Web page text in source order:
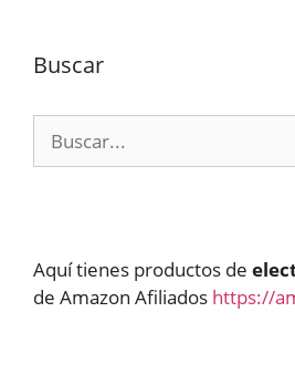
Buscar
Aquí tienes productos de
de Amazon Afiliados https://